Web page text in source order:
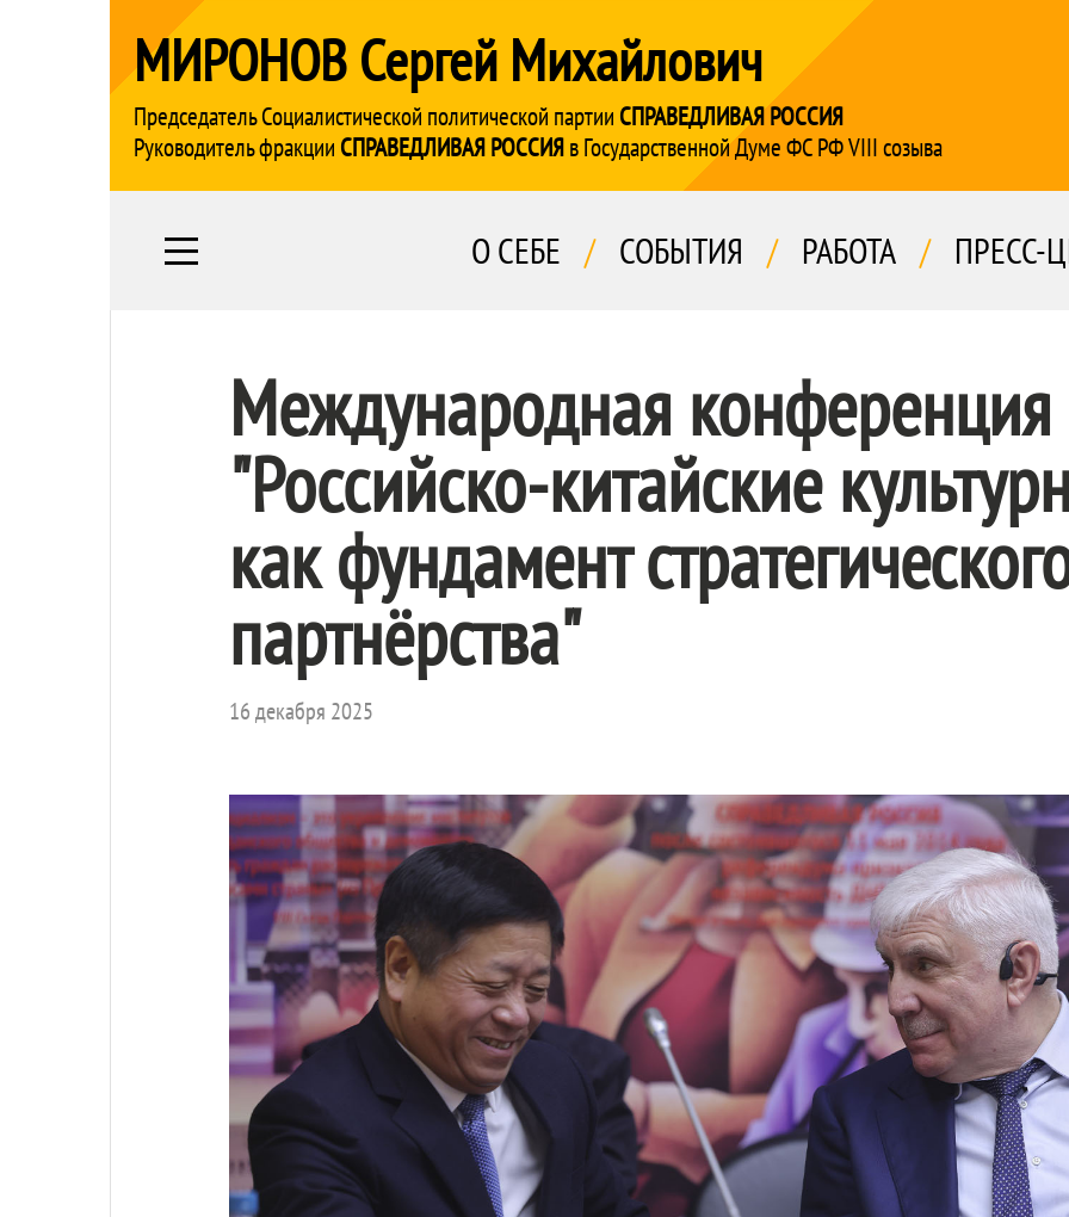
МИРОНОВ Сергей Михайлович
Председатель Социалистической политической партии СПРАВЕДЛИВАЯ РОССИЯ
Руководитель фракции СПРАВЕДЛИВАЯ РОССИЯв Государственной Думе ФС РФ VIII созыва
О СЕБЕ / СОБЫТИЯ / РАБОТА / ПРЕСС-
Международная конференция
"Российско-китайские
как фундамент
партнёрства"
16 декабря 2025